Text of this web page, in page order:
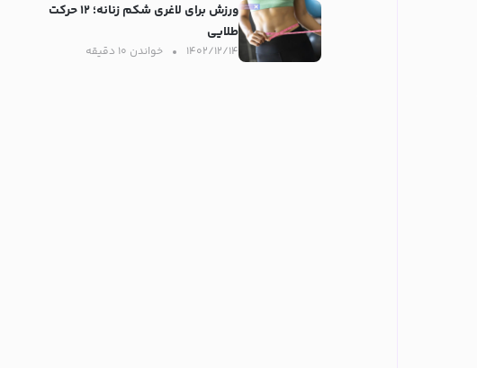
ورزش برای لاغری شکم زنانه؛ ۱۲ حرکت
طلایی
۱۴۰۲/۱۲/۱۴ خواندن ۱۰ دقیقه‌